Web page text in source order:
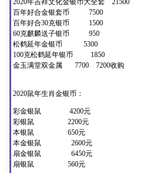
百年好合金银套币 7500
百年好合30克银币 1500
60克麒麟送子银币 950
松鹤延年金银币 5300
100克松鹤延年银币 1850
金玉满堂双金属 7700 7200收购
2020鼠年生肖金银币：
彩金银鼠 4200元
彩银鼠 2200元
本银鼠 650元
本金银鼠 2600元
扇金银鼠 6450元
扇银鼠 560元